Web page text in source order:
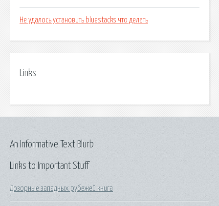
Не удалось установить bluestacks что делать
Links
Links to Important Stuff
Дозорные западных рубежей книга
An Informative Text Blurb